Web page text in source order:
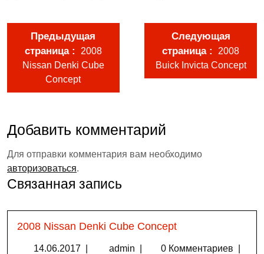
Предыдущая
страница
2008
Nissan Denki Cube
Concept
Следующая
страница
2008
Buick Invicta Concept
Добавить комментарий
Для отправки комментария вам необходимо
авторизоваться.
Связанная запись
2008 Nissan Denki Cube Concept
14.06.2017 admin 0 Комментариев